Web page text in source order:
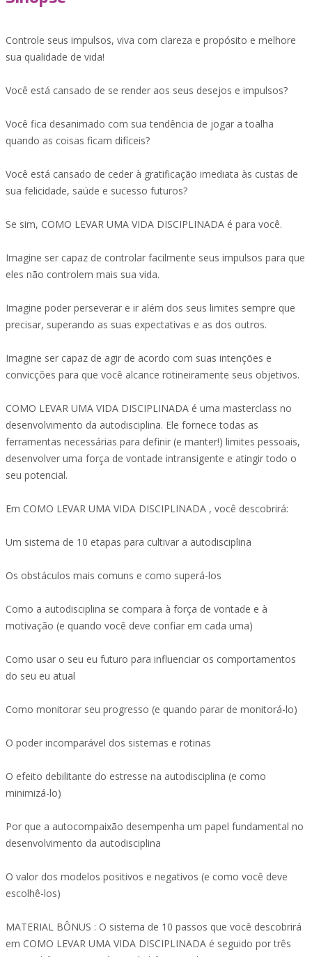
Controle seus impulsos, viva com clareza e propósito e melhore
sua qualidade de vida!
Você está cansado de se render aos seus desejos e impulsos?
Você fica desanimado com sua tendência de jogar a toalha
quando as coisas ficam difíceis?
Você está cansado de ceder à gratificação imediata às custas de
sua felicidade, saúde e sucesso futuros?
Se sim, COMO LEVAR UMA VIDA DISCIPLINADA é para você.
Imagine ser capaz de controlar facilmente seus impulsos para que
eles não controlem mais sua vida.
Imagine poder perseverar e ir além dos seus limites sempre que
precisar, superando as suas expectativas e as dos outros.
Imagine ser capaz de agir de acordo com suas intenções e
convicções para que você alcance rotineiramente seus objetivos.
COMO LEVAR UMA VIDA DISCIPLINADA é uma masterclass no
desenvolvimento da autodisciplina. Ele fornece todas as
ferramentas necessárias para definir (e manter!) limites pessoais,
desenvolver uma força de vontade intransigente e atingir todo o
seu potencial.
Em COMO LEVAR UMA VIDA DISCIPLINADA , você descobrirá:
Um sistema de 10 etapas para cultivar a autodisciplina
Os obstáculos mais comuns e como superá-los
Como a autodisciplina se compara à força de vontade e à
motivação (e quando você deve confiar em cada uma)
Como usar o seu eu futuro para influenciar os comportamentos
do seu eu atual
Como monitorar seu progresso (e quando parar de monitorá-lo)
O poder incomparável dos sistemas e rotinas
O efeito debilitante do estresse na autodisciplina (e como
minimizá-lo)
Por que a autocompaixão desempenha um papel fundamental no
desenvolvimento da autodisciplina
O valor dos modelos positivos e negativos (e como você deve
escolhê-los)
MATERIAL BÔNUS : O sistema de 10 passos que você descobrirá
em COMO LEVAR UMA VIDA DISCIPLINADA é seguido por três